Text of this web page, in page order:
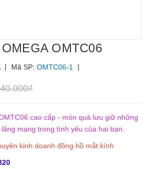
OMTC06
| Mã SP: OMTC06-1 |
cao cấp - món quà lưu giữ những
mạng trong tình yêu của hai bạn.
kinh doanh đồng hồ mắt kính